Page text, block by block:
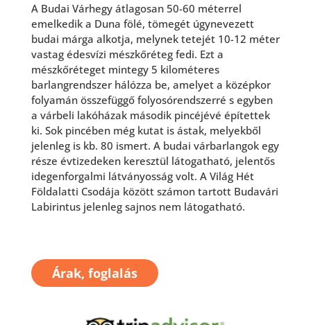
A Budai Várhegy átlagosan 50-60 méterrel
emelkedik a Duna fölé, tömegét úgynevezett
budai márga alkotja, melynek tetejét 10-12 méter
vastag édesvízi mészkőréteg fedi. Ezt a
mészkőréteget mintegy 5 kilométeres
barlangrendszer hálózza be, amelyet a középkor
folyamán összefüggő folyosórendszerré s egyben
a várbeli lakóházak második pincéjévé építettek
ki. Sok pincében még kutat is ástak, melyekből
jelenleg is kb. 80 ismert. A budai várbarlangok egy
része évtizedeken keresztül látogatható, jelentős
idegenforgalmi látványosság volt. A Világ Hét
Földalatti Csodája között számon tartott Budavári
Labirintus jelenleg sajnos nem látogatható.
Árak, foglalás